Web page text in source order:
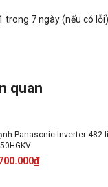
tích ngăn lạnh:
nghệ Inverter:
trong 7 ngày (nếu có lỗi)
quan
Panasonic Inverter 482